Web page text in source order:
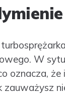
W
oznacza,
zauważysz